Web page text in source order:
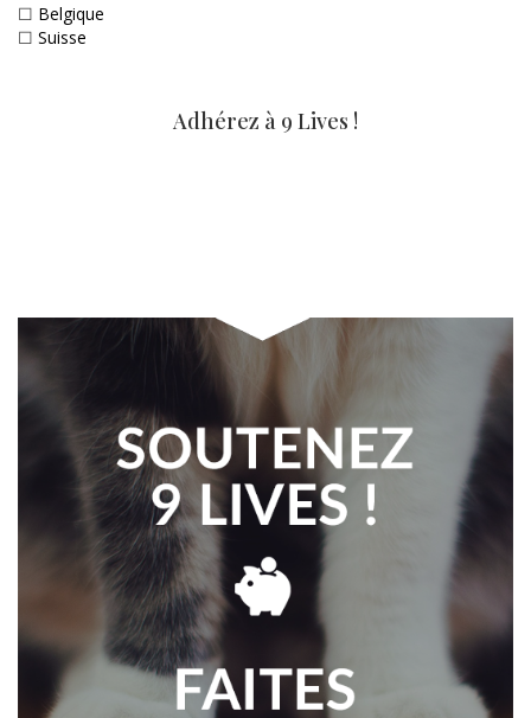
☐ Belgique
☐ Suisse
Adhérez à 9 Lives !